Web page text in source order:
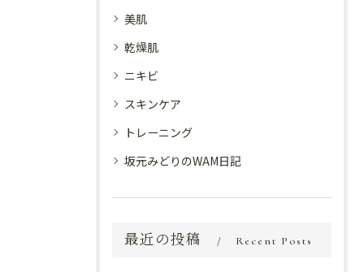
美肌
乾燥肌
ニキビ
スキンケア
トレーニング
坂元みどりのWAM日記
最近の投稿 Recent Posts